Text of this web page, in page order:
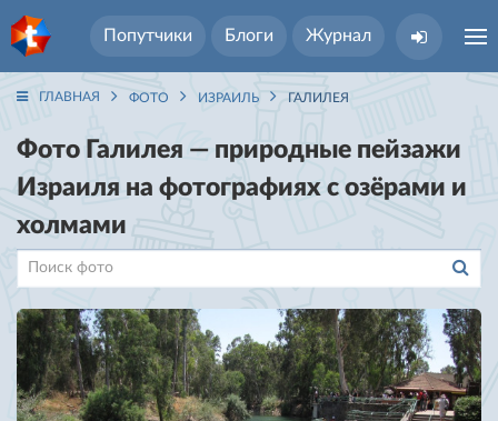
Попутчики Блоги Журнал
ГЛАВНАЯ ФОТО ИЗРАИЛЬ ГАЛИЛЕЯ
Фото Галилея — природные пейзажи
Израиля на фотографиях с озёрами и
холмами